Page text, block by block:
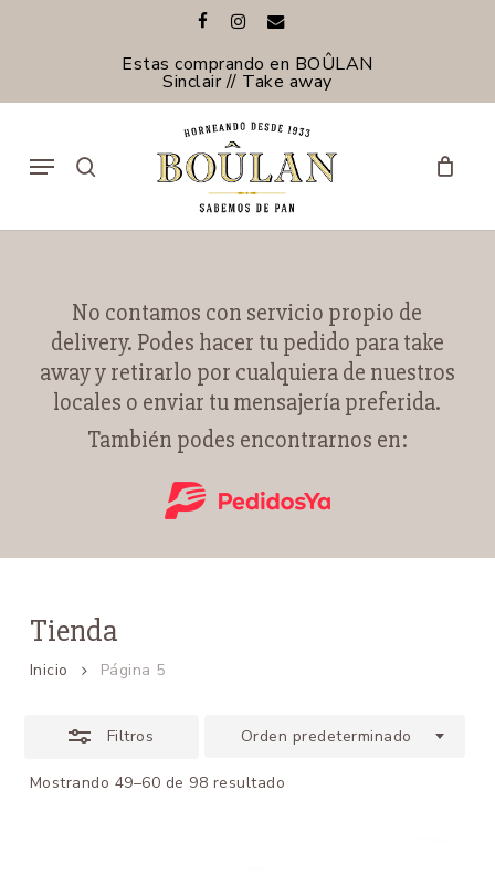
facebookinstagram
email
Estas comprando en BOÛLAN
Sinclair // Take away
Menu
Carrito
No contamos con servicio propio de
delivery. Podes hacer tu pedido para take
away y retirarlo por cualquiera de nuestros
locales o enviar tu mensajería preferida.
También podes encontrarnos en:
Tienda
Inicio Página 5
Filtros
Mostrando 49–60 de 98 resultado
Orden predeterminado